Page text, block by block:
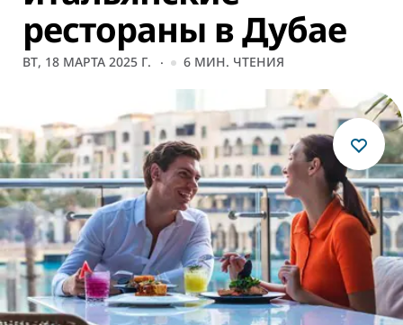
рестораны в Дубае
ВТ, 18 МАРТА 2025 Г. 6 МИН. ЧТЕНИЯ